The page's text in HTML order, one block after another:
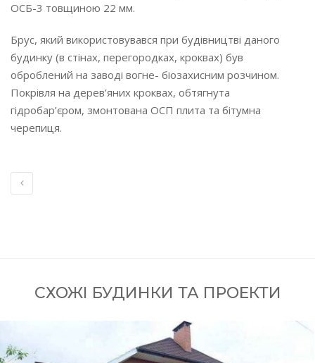
ОСБ-3 товщиною 22 мм.
Брус, який використовувався при будівництві даного
будинку (в стінах, перегородках, кроквах) був
оброблений на заводі вогне- біозахисним розчином.
Покрівля на дерев’яних кроквах, обтягнута
гідробар’єром, змонтована ОСП плита та бітумна
черепиця.
СХОЖІ БУДИНКИ ТА ПРОЕКТИ